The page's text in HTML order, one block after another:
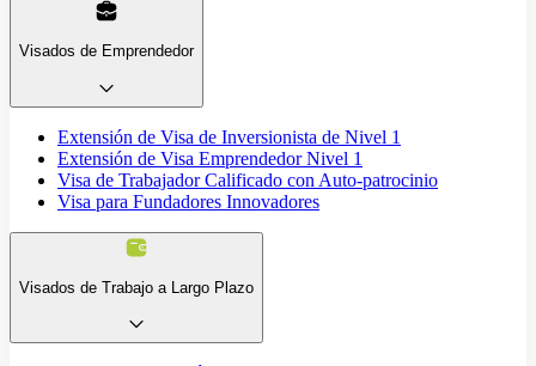
Visados de Emprendedor
Extensión de Visa de Inversionista de Nivel 1
Extensión de Visa Emprendedor Nivel 1
Visa de Trabajador Calificado con Auto-patrocinio
Visa para Fundadores Innovadores
Visados de Trabajo a Largo Plazo